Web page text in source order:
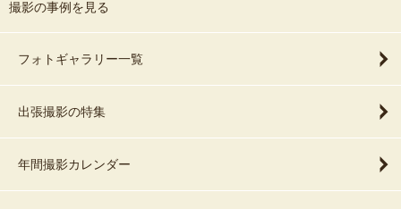
撮影の事例を見る
フォトギャラリー一覧
出張撮影の特集
年間撮影カレンダー